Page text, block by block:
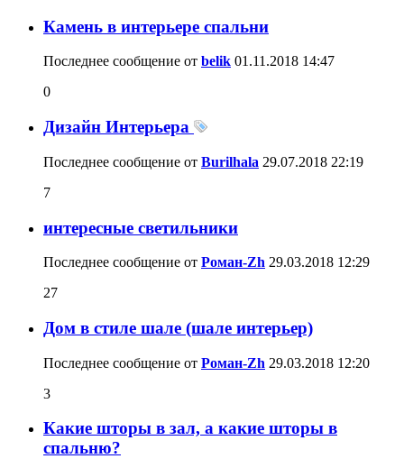
Камень в интерьере спальни
Последнее сообщение от belik 01.11.2018 14:47
0
Дизайн Интерьера
Последнее сообщение от Burilhala 29.07.2018 22:19
7
интересные светильники
Последнее сообщение от Роман-Zh 29.03.2018 12:29
27
Дом в стиле шале (шале интерьер)
Последнее сообщение от Роман-Zh 29.03.2018 12:20
3
Какие шторы в зал, а какие шторы в
спальню?